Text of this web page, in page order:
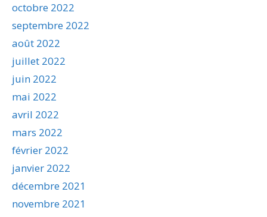
octobre 2022
septembre 2022
août 2022
juillet 2022
juin 2022
mai 2022
avril 2022
mars 2022
février 2022
janvier 2022
décembre 2021
novembre 2021